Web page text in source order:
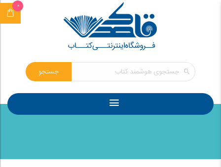
0
جستجو